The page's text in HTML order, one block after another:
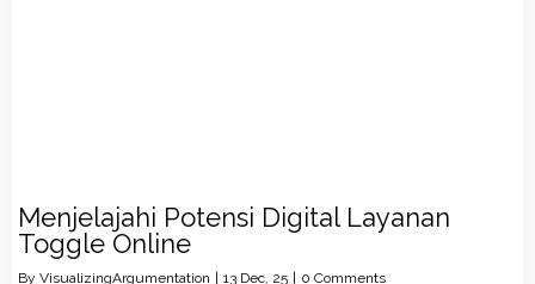
Menjelajahi Potensi Digital Layanan
Toggle Online
By VisualizingArgumentation 13 Dec, 25 0 Comments